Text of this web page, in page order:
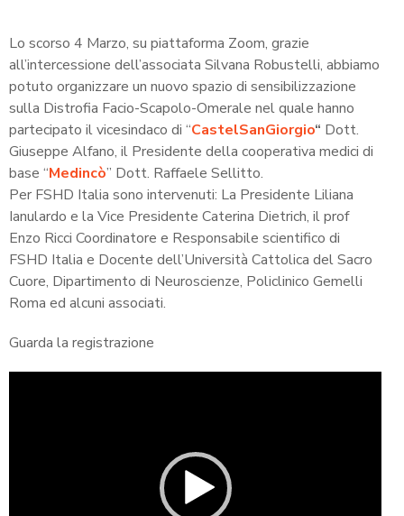
Lo scorso 4 Marzo, su piattaforma Zoom, grazie
all’intercessione dell’associata Silvana Robustelli, abbiamo
potuto organizzare un nuovo spazio di sensibilizzazione
sulla Distrofia Facio-Scapolo-Omerale nel quale hanno
partecipato il vicesindaco di “CastelSanGiorgio“ Dott.
Giuseppe Alfano, il Presidente della cooperativa medici di
base “Medincò” Dott. Raffaele Sellitto.
Per FSHD Italia sono intervenuti: La Presidente Liliana
Ianulardo e la Vice Presidente Caterina Dietrich, il prof
Enzo Ricci Coordinatore e Responsabile scientifico di
FSHD Italia e Docente dell’Università Cattolica del Sacro
Cuore, Dipartimento di Neuroscienze, Policlinico Gemelli
Roma ed alcuni associati.
Guarda la registrazione